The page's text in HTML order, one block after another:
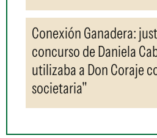
Conexión Ganadera:
concurso de Daniela
utilizaba a Don Coraje
societaria"